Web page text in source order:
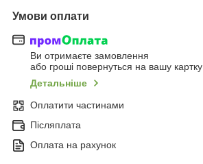
Умови оплати
Ви отримаєте замовлення
або гроші повернуться на вашу картку
Детальніше
Оплатити частинами
Післяплата
Оплата на рахунок